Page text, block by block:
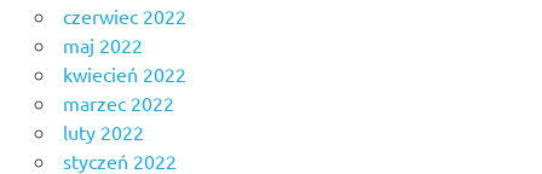
czerwiec 2022
maj 2022
kwiecień 2022
marzec 2022
luty 2022
styczeń 2022